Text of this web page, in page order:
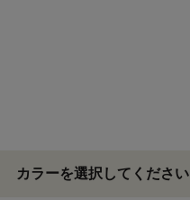
カラーを選択してください